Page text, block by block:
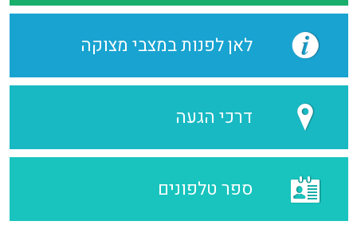
לאן לפנות במצבי מצוקה
דרכי הגעה
ספר טלפונים